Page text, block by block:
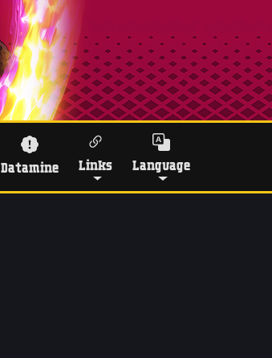
Datamine Links Language